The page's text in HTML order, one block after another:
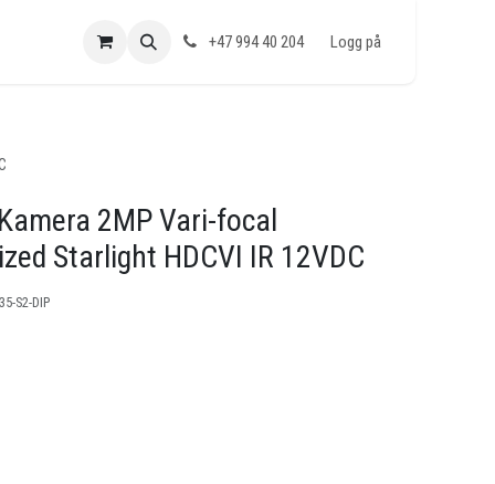
+47 994 40 204 Logg på
2MP Vari-focal
Starlight HDCVI IR 12VDC
S2-DIP